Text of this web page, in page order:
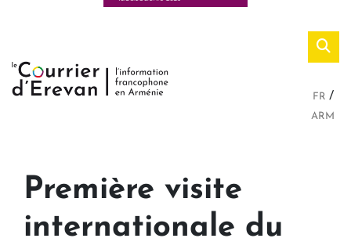
FR
ARM
Première visite
internationale du